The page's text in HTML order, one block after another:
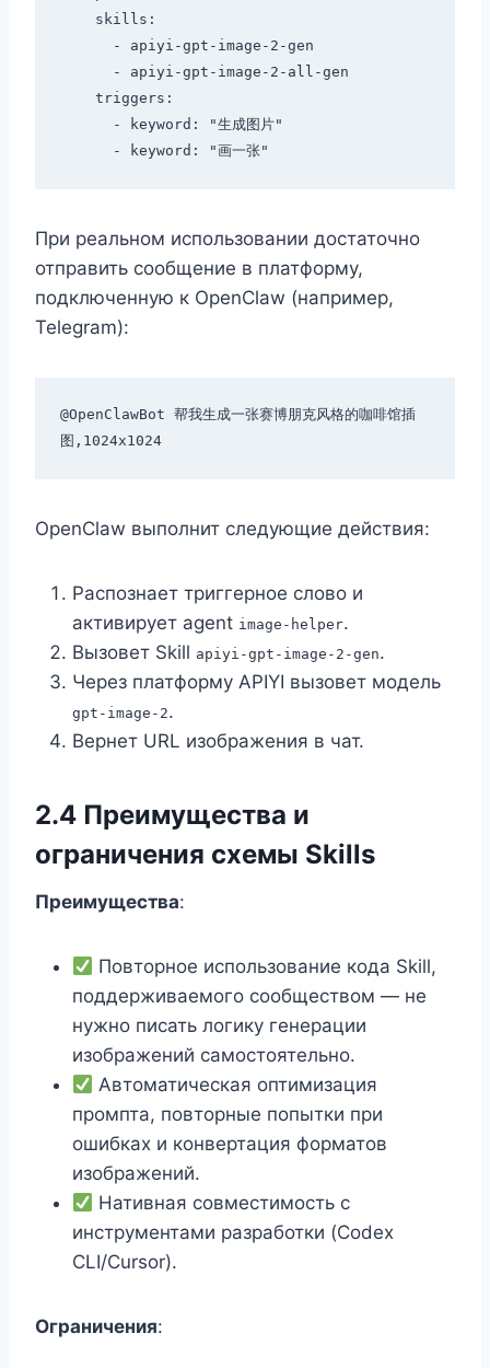
При реальном использовании достаточно
отправить сообщение в платформу,
подключенную к OpenClaw (например,
Telegram):
@OpenClawBot 帮我生成一张赛博朋克风格的咖啡馆插
图,1024x1024
OpenClaw выполнит следующие действия:
Распознает триггерное слово и
активирует agent image-helper.
Вызовет Skill apiyi-gpt-image-2-gen.
Через платформу APIYI вызовет модель
gpt-image-2.
Вернет URL изображения в чат.
2.4 Преимущества и
ограничения схемы Skills
Преимущества:
Повторное использование кода Skill,
поддерживаемого сообществом — не
нужно писать логику генерации
изображений самостоятельно.
Автоматическая оптимизация
промпта, повторные попытки при
ошибках и конвертация форматов
изображений.
Нативная совместимость с
инструментами разработки (Codex
CLI/Cursor).
Ограничения: